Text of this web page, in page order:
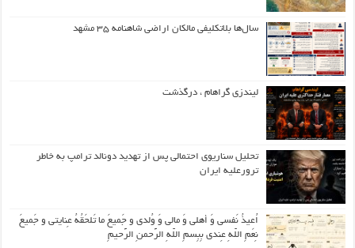
سال‌ها بلاتکلیفی مالکان اراضی شاهنامه ۳۵ مشهد
لیندزی گراهام ، درگذشت
تحلیل سناریوی احتمالی پس از تهدید دونالد ترامپ به خاطر
ترورعلیه ایران
اُعیذُ نَفسی وَ أهلی وَ مالی وَ وُلدی و جَمیعَ ما تَلحَقُهُ عِنایتی و جَمیعَ
نِعَمِ اللّهِ عِندی بِبِسمِ اللّهِ الرَّحمنِ الرَّحیمِ